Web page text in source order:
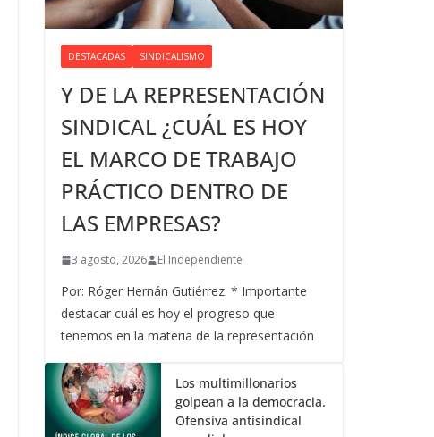
DESTACADAS SINDICALISMO
Y DE LA REPRESENTACIÓN
SINDICAL ¿CUÁL ES HOY
EL MARCO DE TRABAJO
PRÁCTICO DENTRO DE
LAS EMPRESAS?
3 agosto, 2026 El Independiente
Por: Róger Hernán Gutiérrez. * Importante
destacar cuál es hoy el progreso que
tenemos en la materia de la representación
Los multimillonarios
golpean a la democracia.
Ofensiva antisindical